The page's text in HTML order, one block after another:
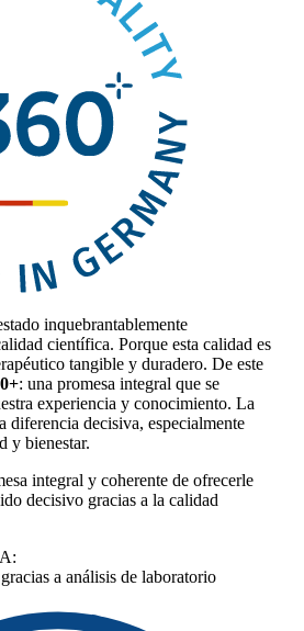
inquebrantablemente
científica. Porque esta calidad es
tangible y duradero. De este
: una promesa integral que se
experiencia y conocimiento. La
diferencia decisiva, especialmente
y bienestar.
integral y coherente de ofrecerle
decisivo gracias a la calidad
a análisis de laboratorio